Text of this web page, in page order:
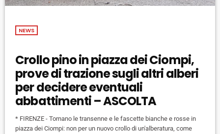
NEWS
Crollo pino in piazza dei Ciompi,
prove di trazione sugli altri alberi
per decidere eventuali
abbattimenti – ASCOLTA
* FIRENZE - Tornano le transenne e le fascette bianche e rosse in
piazza dei Ciompi: non per un nuovo crollo di un'alberatura, come